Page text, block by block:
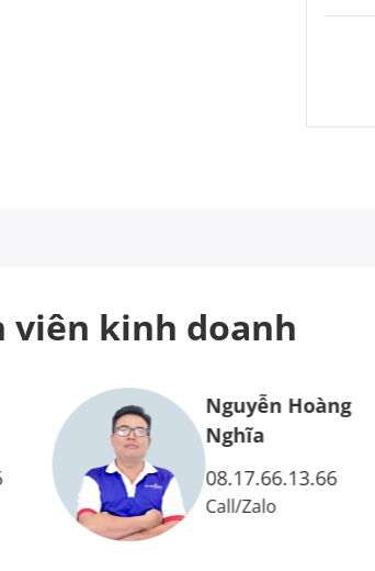
viên kinh doanh
Nguyễn Hoàng
Nghĩa
08.17.66.13.66
Call/Zalo